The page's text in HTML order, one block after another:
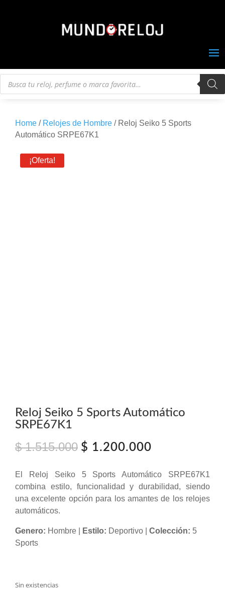
Búsqueda
Home / Relojes de Hombre / Reloj Seiko 5 Sports
Automático SRPE67K1
¡Oferta!
Reloj Seiko 5 Sports Automático
SRPE67K1
$1.515.000 El
original
era:
$ 1.515.000.
$ 1.200.000
actual
es:
$ 1.200.000.
El Reloj Seiko 5 Sports Automático SRPE67K1
combina estilo, funcionalidad y durabilidad, siendo
una excelente opción para los amantes de los relojes
automáticos.
Genero: Hombre | Estilo: Deportivo | Colección: 5
Sports
Sin existencias